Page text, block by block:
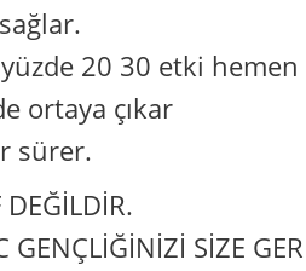
20 30 etki
ortaya çıkar
sürer.
DEĞİLDİR.
GENÇLİĞİNİZİ SİZE